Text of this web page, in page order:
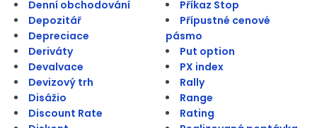
Denní obchodování
Depozitář
Depreciace
Deriváty
Devalvace
Devizový trh
Disážio
Discount Rate
Příkaz Stop
Přípustné cenové
pásmo
Put option
PX index
Rally
Range
Rating